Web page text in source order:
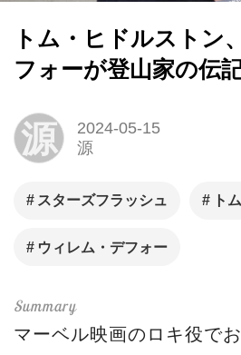
トム・ヒドルストン
フォーが登山家の伝
源
2024-05-15
源
スターズフラッシュ ト
ウィレム・デフォー
マーベル映画のロキ役で